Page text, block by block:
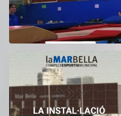
El CEM La Mar Bella romandrà
tancat durant el...
11